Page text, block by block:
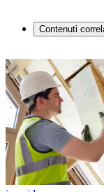
Contenuti